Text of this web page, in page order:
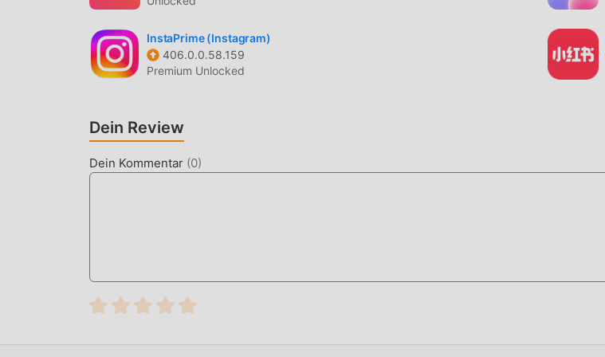
InstaPrime (Instagram)
406.0.0.58.159
Premium Unlocked
Dein Review
Dein Kommentar (0)